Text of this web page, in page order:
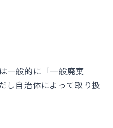
一般的に「一般廃棄
し自治体によって取り扱